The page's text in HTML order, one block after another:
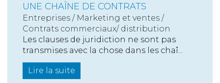
UNE CHAÎNE DE CONTRATS
Entreprises / Marketing et ventes /
Contrats commerciaux/ distribution
Les clauses de juridiction ne sont pas
transmises avec la chose dans les chaî...
Lire la suite